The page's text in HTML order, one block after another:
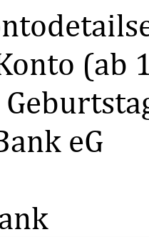
auf
100
(ab
eG